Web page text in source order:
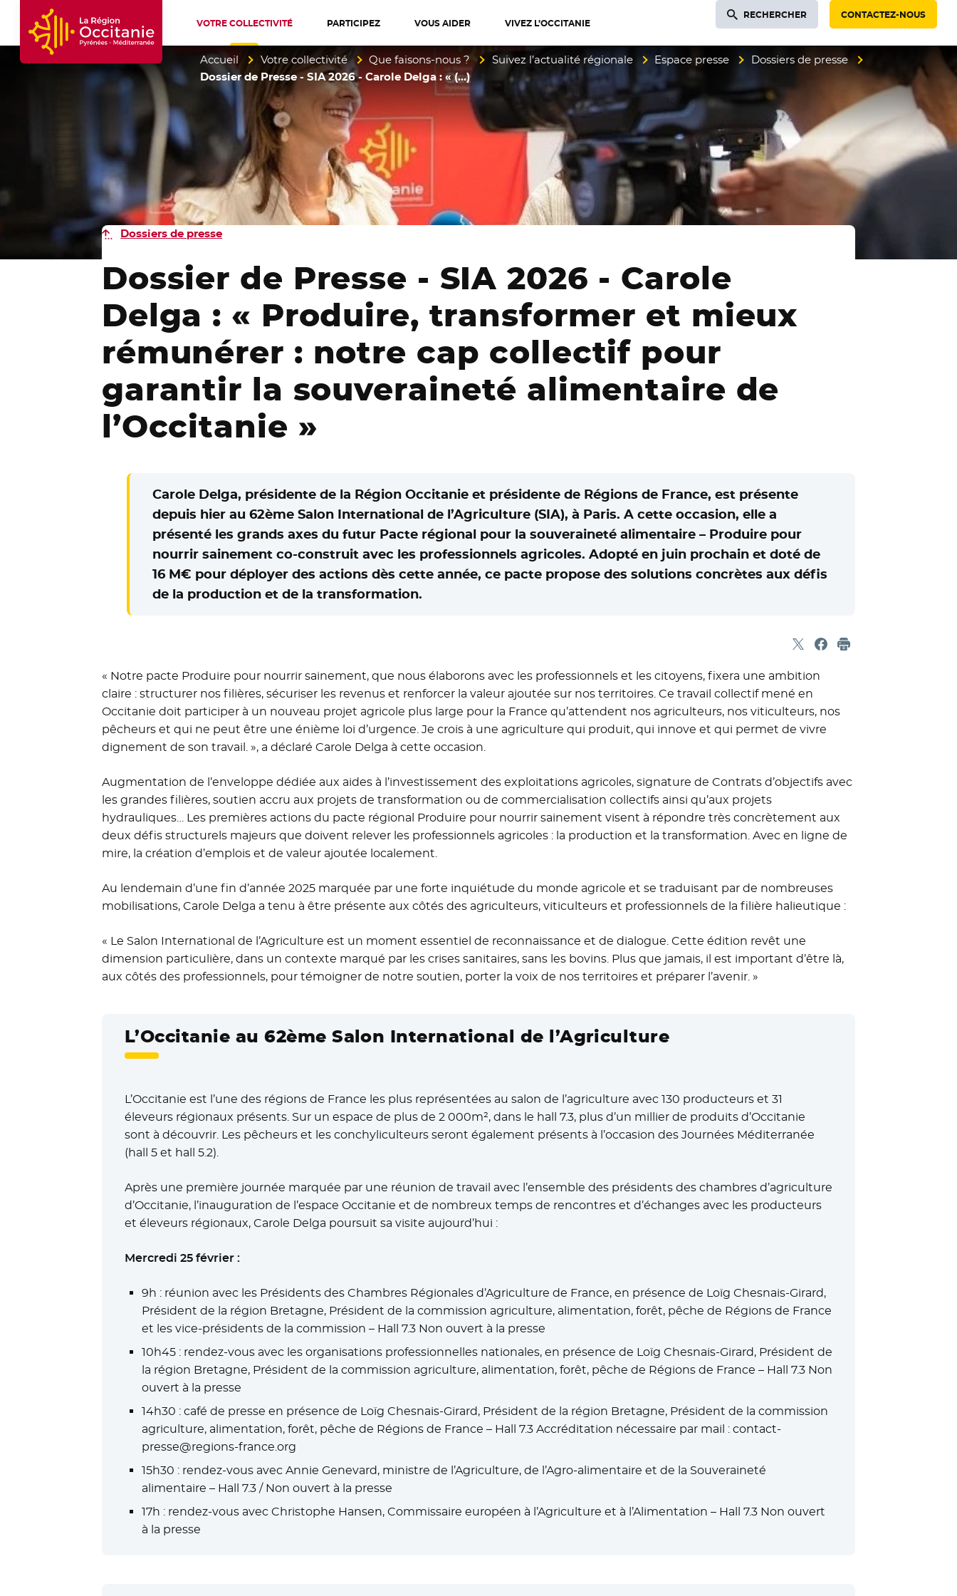
Accueil Région Occitanie / Pyrénées-Méditerranée
VOTRE COLLECTIVITÉ PARTICIPEZ VOUS AIDER VIVEZ L’OCCITANIE
RECHERCHER CONTACTEZ-NOUS
Accueil Votre collectivité Que faisons-nous ? Suivez l’actualité régionale Espace presse
Dossiers de presse
Dossier de Presse - SIA 2026 - Carole Delga : « (…)
Dossiers de presse
Dossier de Presse - SIA 2026 - Carole
Delga : « Produire, transformer et mieux
rémunérer : notre cap collectif pour
garantir la souveraineté alimentaire de
l’Occitanie »
Carole Delga, présidente de la Région Occitanie et présidente de Régions de France, est présente
depuis hier au 62ème Salon International de l’Agriculture (SIA), à Paris. A cette occasion, elle a
présenté les grands axes du futur Pacte régional pour la souveraineté alimentaire – Produire pour
nourrir sainement co-construit avec les professionnels agricoles. Adopté en juin prochain et doté de
16 M€ pour déployer des actions dès cette année, ce pacte propose des solutions concrètes aux défis
de la production et de la transformation.
Partager sur X
- Nouvelle fenêtre
Partager sur Facebook
- Nouvelle fenêtre
Imprimer
« Notre pacte Produire pour nourrir sainement, que nous élaborons avec les professionnels et les citoyens, fixera une ambition
claire : structurer nos filières, sécuriser les revenus et renforcer la valeur ajoutée sur nos territoires. Ce travail collectif mené en
Occitanie doit participer à un nouveau projet agricole plus large pour la France qu’attendent nos agriculteurs, nos viticulteurs, nos
pêcheurs et qui ne peut être une énième loi d’urgence. Je crois à une agriculture qui produit, qui innove et qui permet de vivre
dignement de son travail. », a déclaré Carole Delga à cette occasion.
Augmentation de l’enveloppe dédiée aux aides à l’investissement des exploitations agricoles, signature de Contrats d’objectifs avec
les grandes filières, soutien accru aux projets de transformation ou de commercialisation collectifs ainsi qu’aux projets
hydrauliques… Les premières actions du pacte régional Produire pour nourrir sainement visent à répondre très concrètement aux
deux défis structurels majeurs que doivent relever les professionnels agricoles : la production et la transformation. Avec en ligne de
mire, la création d’emplois et de valeur ajoutée localement.
Au lendemain d’une fin d’année 2025 marquée par une forte inquiétude du monde agricole et se traduisant par de nombreuses
mobilisations, Carole Delga a tenu à être présente aux côtés des agriculteurs, viticulteurs et professionnels de la filière halieutique :
« Le Salon International de l’Agriculture est un moment essentiel de reconnaissance et de dialogue. Cette édition revêt une
dimension particulière, dans un contexte marqué par les crises sanitaires, sans les bovins. Plus que jamais, il est important d’être là,
aux côtés des professionnels, pour témoigner de notre soutien, porter la voix de nos territoires et préparer l’avenir. »
L’Occitanie au 62ème Salon International de l’Agriculture
L’Occitanie est l’une des régions de France les plus représentées au salon de l’agriculture avec 130 producteurs et 31
éleveurs régionaux présents. Sur un espace de plus de 2 000m², dans le hall 7.3, plus d’un millier de produits d’Occitanie
sont à découvrir. Les pêcheurs et les conchyliculteurs seront également présents à l’occasion des Journées Méditerranée
(hall 5 et hall 5.2).
Après une première journée marquée par une réunion de travail avec l’ensemble des présidents des chambres d’agriculture
d’Occitanie, l’inauguration de l’espace Occitanie et de nombreux temps de rencontres et d’échanges avec les producteurs
et éleveurs régionaux, Carole Delga poursuit sa visite aujourd’hui :
Mercredi 25 février :
9h : réunion avec les Présidents des Chambres Régionales d’Agriculture de France, en présence de Loïg Chesnais-Girard,
Président de la région Bretagne, Président de la commission agriculture, alimentation, forêt, pêche de Régions de France
et les vice-présidents de la commission – Hall 7.3 Non ouvert à la presse
10h45 : rendez-vous avec les organisations professionnelles nationales, en présence de Loïg Chesnais-Girard, Président de
la région Bretagne, Président de la commission agriculture, alimentation, forêt, pêche de Régions de France – Hall 7.3 Non
ouvert à la presse
14h30 : café de presse en présence de Loïg Chesnais-Girard, Président de la région Bretagne, Président de la commission
agriculture, alimentation, forêt, pêche de Régions de France – Hall 7.3 Accréditation nécessaire par mail : contact-
presse@regions-france.org
15h30 : rendez-vous avec Annie Genevard, ministre de l’Agriculture, de l’Agro-alimentaire et de la Souveraineté
alimentaire – Hall 7.3 / Non ouvert à la presse
17h : rendez-vous avec Christophe Hansen, Commissaire européen à l’Agriculture et à l’Alimentation – Hall 7.3 Non ouvert
à la presse